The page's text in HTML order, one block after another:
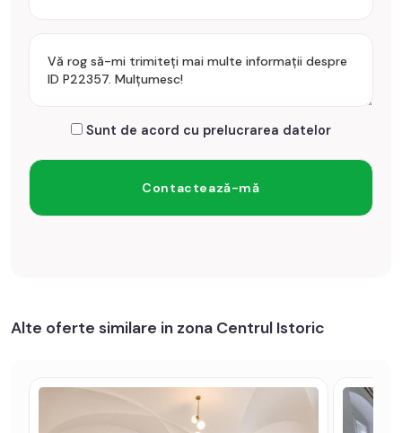
Sunt de acord cu prelucrarea datelor
Alte oferte similare in zona Centrul Istoric